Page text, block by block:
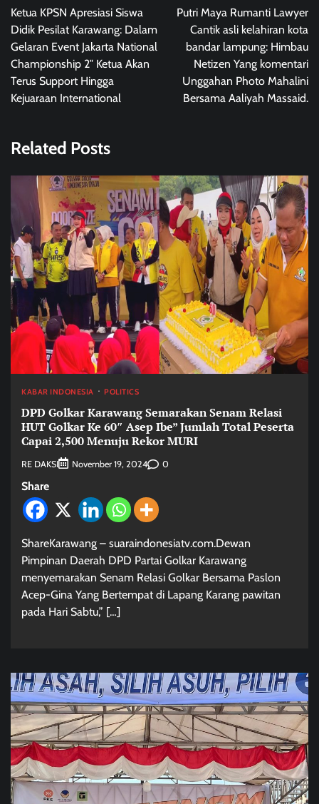
navigation
Ketua KPSN Apresiasi Siswa
Didik Pesilat Karawang: Dalam
Gelaran Event Jakarta National
Championship 2″ Ketua Akan
Terus Support Hingga
Kejuaraan International
Putri Maya Rumanti Lawyer
Cantik asli kelahiran kota
bandar lampung: Himbau
Netizen Yang komentari
Unggahan Photo Mahalini
Bersama Aaliyah Massaid.
Related Posts
KABAR INDONESIA POLITICS
DPD Golkar Karawang Semarakan Senam Relasi
HUT Golkar Ke 60″ Asep Ibe” Jumlah Total Peserta
Capai 2,500 Menuju Rekor MURI
RE DAKSI November 19, 2024 0
Share
ShareKarawang – suaraindonesiatv.com.Dewan
Pimpinan Daerah DPD Partai Golkar Karawang
menyemarakan Senam Relasi Golkar Bersama Paslon
Acep-Gina Yang Bertempat di Lapang Karang pawitan
pada Hari Sabtu,” […]